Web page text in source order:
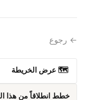
← رجوع
🗺 عرض الخريطة
خطط انطلاقاً من هذا